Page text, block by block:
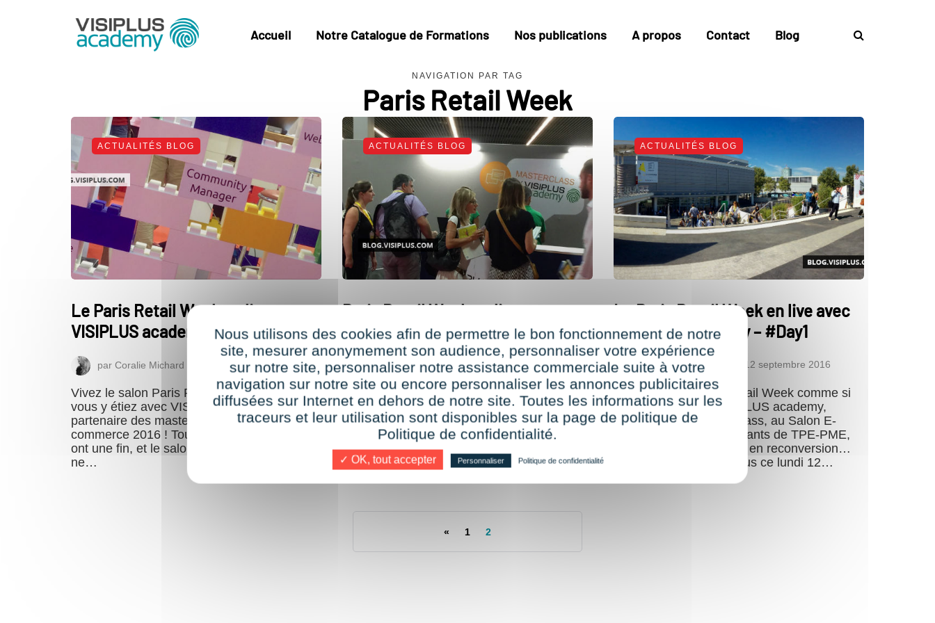
Accueil Notre Catalogue de Formations Nos publications A propos Contact Blog
NAVIGATION PAR TAG
Paris Retail Week
ACTUALITÉS BLOG
Le Paris Retail Week en live avec
VISIPLUS academy – #Day3
par Coralie Michard 14 septembre 2016
Vivez le salon Paris Retail Week comme si
vous y étiez avec VISIPLUS academy,
partenaire des masterclass, au Salon E-
commerce 2016 ! Toutes les bonnes choses
ont une fin, et le salon Paris Retail Week
ne…
ACTUALITÉS BLOG
Paris Retail Week en live avec
VISIPLUS academy – #Day2
parCoralie Michard 13 septembre 2016
Vivez le salon Paris Retail Week comme si
vous y étiez avec VISIPLUS academy,
partenaire des masterclass, au Salon E-
commerce 2016 ! Vous avez aimé parcourir
le salon Paris Retail Week dès son ouverture
en notre…
ACTUALITÉS BLOG
Le Paris Retail Week en live avec
VISIPLUS academy – #Day1
par Coralie Michard 12 septembre 2016
Vivez le salon Paris Retail Week comme si
vous y étiez avec VISIPLUS academy,
partenaire des masterclass, au Salon E-
commerce 2016 ! Dirigeants de TPE-PME,
startups, professionnels en reconversion…
Tous sont au rendez-vous ce lundi 12…
« 1 2
Nous utilisons des cookies afin de permettre le bon fonctionnement de notre
site, mesurer anonymement son audience, personnaliser votre expérience
sur notre site, personnaliser notre assistance commerciale suite à votre
navigation sur notre site ou encore personnaliser les annonces publicitaires
diffusées sur Internet en dehors de notre site. Toutes les informations sur les
traceurs et leur utilisation sont disponibles sur la page de politique de
Politique de confidentialité.
✓ OK, tout accepter Personnaliser Politique de confidentialité